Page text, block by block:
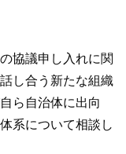
協議申し入れに関
し合う新たな組織
ら自治体に出向
系について相談し